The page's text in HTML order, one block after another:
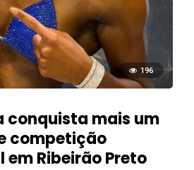
196
conquista mais um
competição
Ribeirão Preto